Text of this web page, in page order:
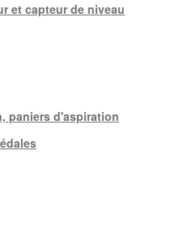
et capteur de niveau
paniers d'aspiration